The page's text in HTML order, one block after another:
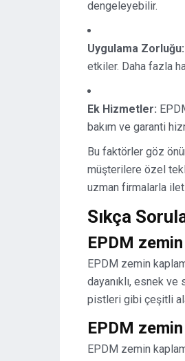
dengeleyebilir.
Uygulama Zorluğu:
etkiler. Daha fazla
Ek Hizmetler:
bakım ve garanti
Bu faktörler göz
müşterilere özel
uzman firmalarla
Sıkça
EPDM
EPDM zemin
dayanıklı, esnek
pistleri gibi çeşitli
EPDM
EPDM zemin